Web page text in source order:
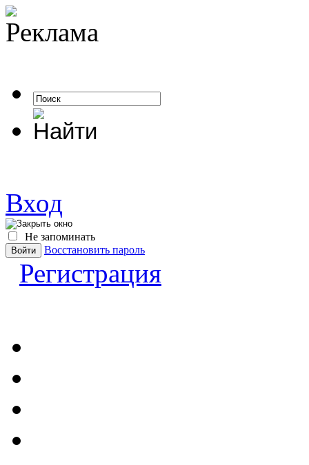
Вход
Не запоминать
Восстановить пароль
Регистрация